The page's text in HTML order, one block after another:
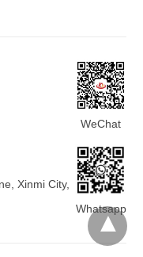
Xinmi City,
WeChat
Whatsapp